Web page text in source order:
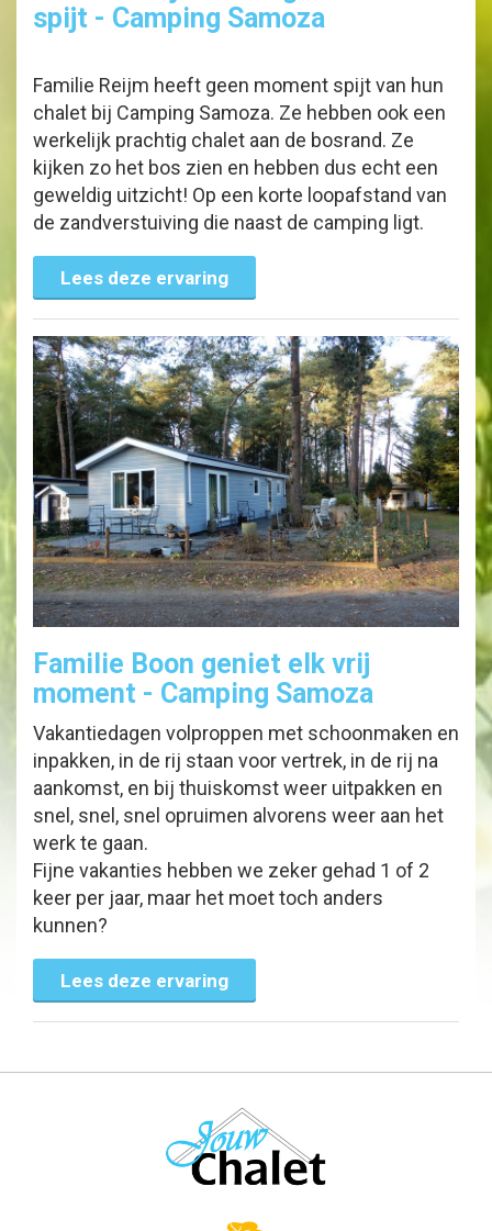
spijt - Camping Samoza
Familie Reijm heeft geen moment spijt van hun
chalet bij Camping Samoza. Ze hebben ook een
werkelijk prachtig chalet aan de bosrand. Ze
kijken zo het bos zien en hebben dus echt een
geweldig uitzicht! Op een korte loopafstand van
de zandverstuiving die naast de camping ligt.
Lees deze ervaring
Familie Boon geniet elk vrij
moment - Camping Samoza
Vakantiedagen volproppen met schoonmaken en
inpakken, in de rij staan voor vertrek, in de rij na
aankomst, en bij thuiskomst weer uitpakken en
snel, snel, snel opruimen alvorens weer aan het
werk te gaan.
Fijne vakanties hebben we zeker gehad 1 of 2
keer per jaar, maar het moet toch anders
kunnen?
Lees deze ervaring